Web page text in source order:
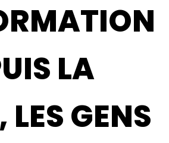
LA
LES GENS